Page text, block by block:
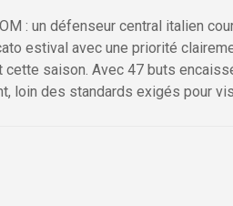
: un défenseur central italien
estival avec une priorité
cette saison. Avec 47 buts
loin des standards exigés pour